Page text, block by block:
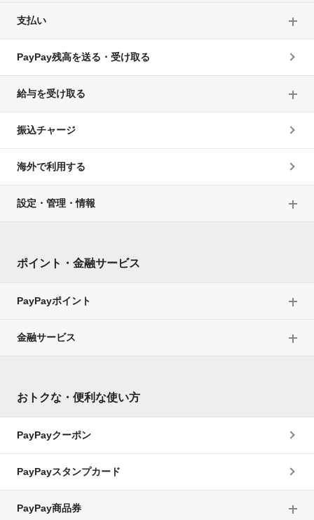
支払い
PayPay残高を送る・受け取る
給与を受け取る
振込チャージ
海外で利用する
設定・管理・情報
ポイント・金融サービス
PayPayポイント
金融サービス
おトクな・便利な使い方
PayPayクーポン
PayPayスタンプカード
PayPay商品券